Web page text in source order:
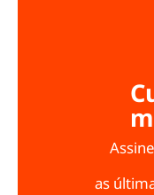
as